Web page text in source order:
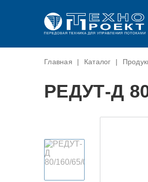
О КОМПАНИИ
ОЦЕНКА УСЛОВИЙ ТРУДА
СЕРТИФИКАТЫ И ПАТЕНТЫ
ПРОДУКЦИЯ ДЛЯ
Стекла смотровые (ОКО)
Главная | Каталог |
РЕДУТ-Д